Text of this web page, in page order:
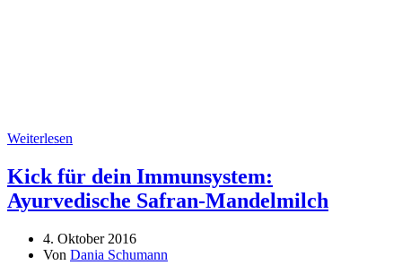
Weiterlesen
Kick für dein Immunsystem:
Ayurvedische Safran-Mandelmilch
4. Oktober 2016
Von Dania Schumann